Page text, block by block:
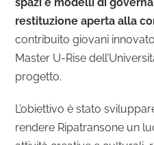
restituzione aperta alla
contribuito giovani
Master U-Rise
progetto.
L’obiettivo è stato
rendere Ripatransone un